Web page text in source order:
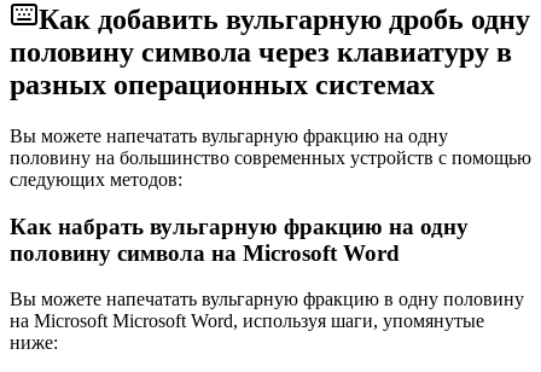
Как добавить вульгарную дробь одну
половину символа через клавиатуру в
разных операционных системах
Вы можете напечатать вульгарную фракцию на одну
половину на большинство современных устройств с помощью
следующих методов:
Как набрать вульгарную фракцию на одну
половину символа на Microsoft Word
Вы можете напечатать вульгарную фракцию в одну половину
на Microsoft Microsoft Word, используя шаги, упомянутые
ниже: